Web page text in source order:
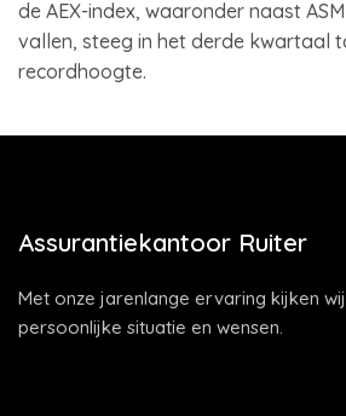
de AEX-index, waaronder naast
vallen, steeg in het derde kwartaal
recordhoogte.
Assurantiekantoor Ruiter
Met onze jarenlange ervaring kijken
persoonlijke situatie en wensen.